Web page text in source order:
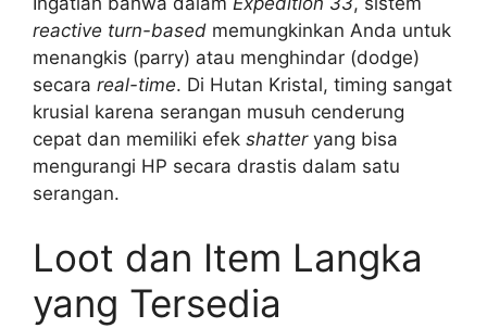
reactive turn-based memungkinkan Anda untuk
menangkis (parry) atau menghindar (dodge)
secara real-time. Di Hutan Kristal, timing sangat
krusial karena serangan musuh cenderung
cepat dan memiliki efek shatteryang bisa
mengurangi HP secara drastis dalam satu
serangan.
Loot dan Item Langka
yang Tersedia